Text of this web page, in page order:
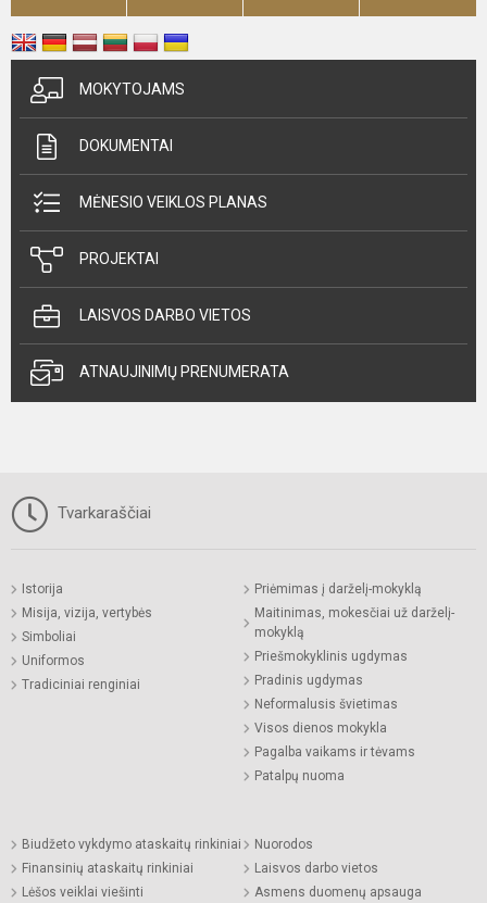
MOKYTOJAMS
DOKUMENTAI
MĖNESIO VEIKLOS PLANAS
PROJEKTAI
LAISVOS DARBO VIETOS
ATNAUJINIMŲ PRENUMERATA
Tvarkaraščiai
Istorija
Misija, vizija, vertybės
Simboliai
Uniformos
Tradiciniai renginiai
Priėmimas į darželį-mokyklą
Maitinimas, mokesčiai už darželį-
mokyklą
Priešmokyklinis ugdymas
Pradinis ugdymas
Neformalusis švietimas
Visos dienos mokykla
Pagalba vaikams ir tėvams
Patalpų nuoma
Biudžeto vykdymo ataskaitų rinkiniai
Finansinių ataskaitų rinkiniai
Lėšos veiklai viešinti
Nuorodos
Laisvos darbo vietos
Asmens duomenų apsauga